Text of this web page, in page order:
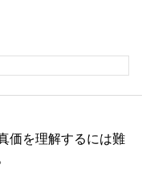
価を理解するには難